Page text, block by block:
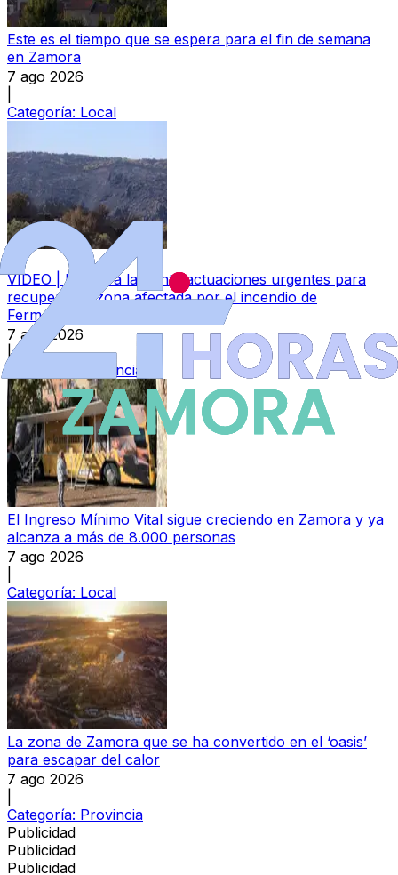
Este es el tiempo que se espera para el fin de semana
en Zamora
7 ago 2026
Categoría: Local
VÍDEO | Exigen a la Junta actuaciones urgentes para
recuperar la zona afectada por el incendio de
Fermoselle
7 ago 2026
|
Provincia
El Ingreso Mínimo Vital sigue creciendo en Zamora y ya
alcanza a más de 8.000 personas
7 ago 2026
Categoría: Local
La zona de Zamora que se ha convertido en el ‘oasis’
para escapar del calor
7 ago 2026
Categoría: Provincia
Publicidad
Publicidad
Publicidad